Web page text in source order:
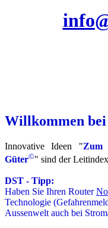
Willkommen
Innovative Ideen "Zum
Güter©" sind der
DST - Tipp:
Haben Sie Ihren Router
Technologie
Aussenwelt auch bei